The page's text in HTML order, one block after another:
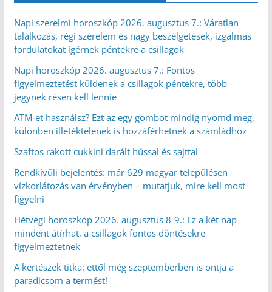
Napi szerelmi horoszkóp 2026. augusztus 7.: Váratlan
találkozás, régi szerelem és nagy beszélgetések, izgalmas
fordulatokat ígérnek péntekre a csillagok
Napi horoszkóp 2026. augusztus 7.: Fontos
figyelmeztetést küldenek a csillagok péntekre, több
jegynek résen kell lennie
ATM-et használsz? Ezt az egy gombot mindig nyomd meg,
különben illetéktelenek is hozzáférhetnek a számládhoz
Szaftos rakott cukkini darált hússal és sajttal
Rendkívüli bejelentés: már 629 magyar településen
vízkorlátozás van érvényben – mutatjuk, mire kell most
figyelni
Hétvégi horoszkóp 2026. augusztus 8-9.: Ez a két nap
mindent átírhat, a csillagok fontos döntésekre
figyelmeztetnek
A kertészek titka: ettől még szeptemberben is ontja a
paradicsom a termést!